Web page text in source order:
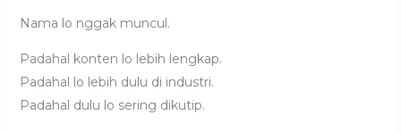
Nama lo nggak muncul.
Padahal konten lo lebih lengkap.
Padahal lo lebih dulu di industri.
Padahal dulu lo sering dikutip.